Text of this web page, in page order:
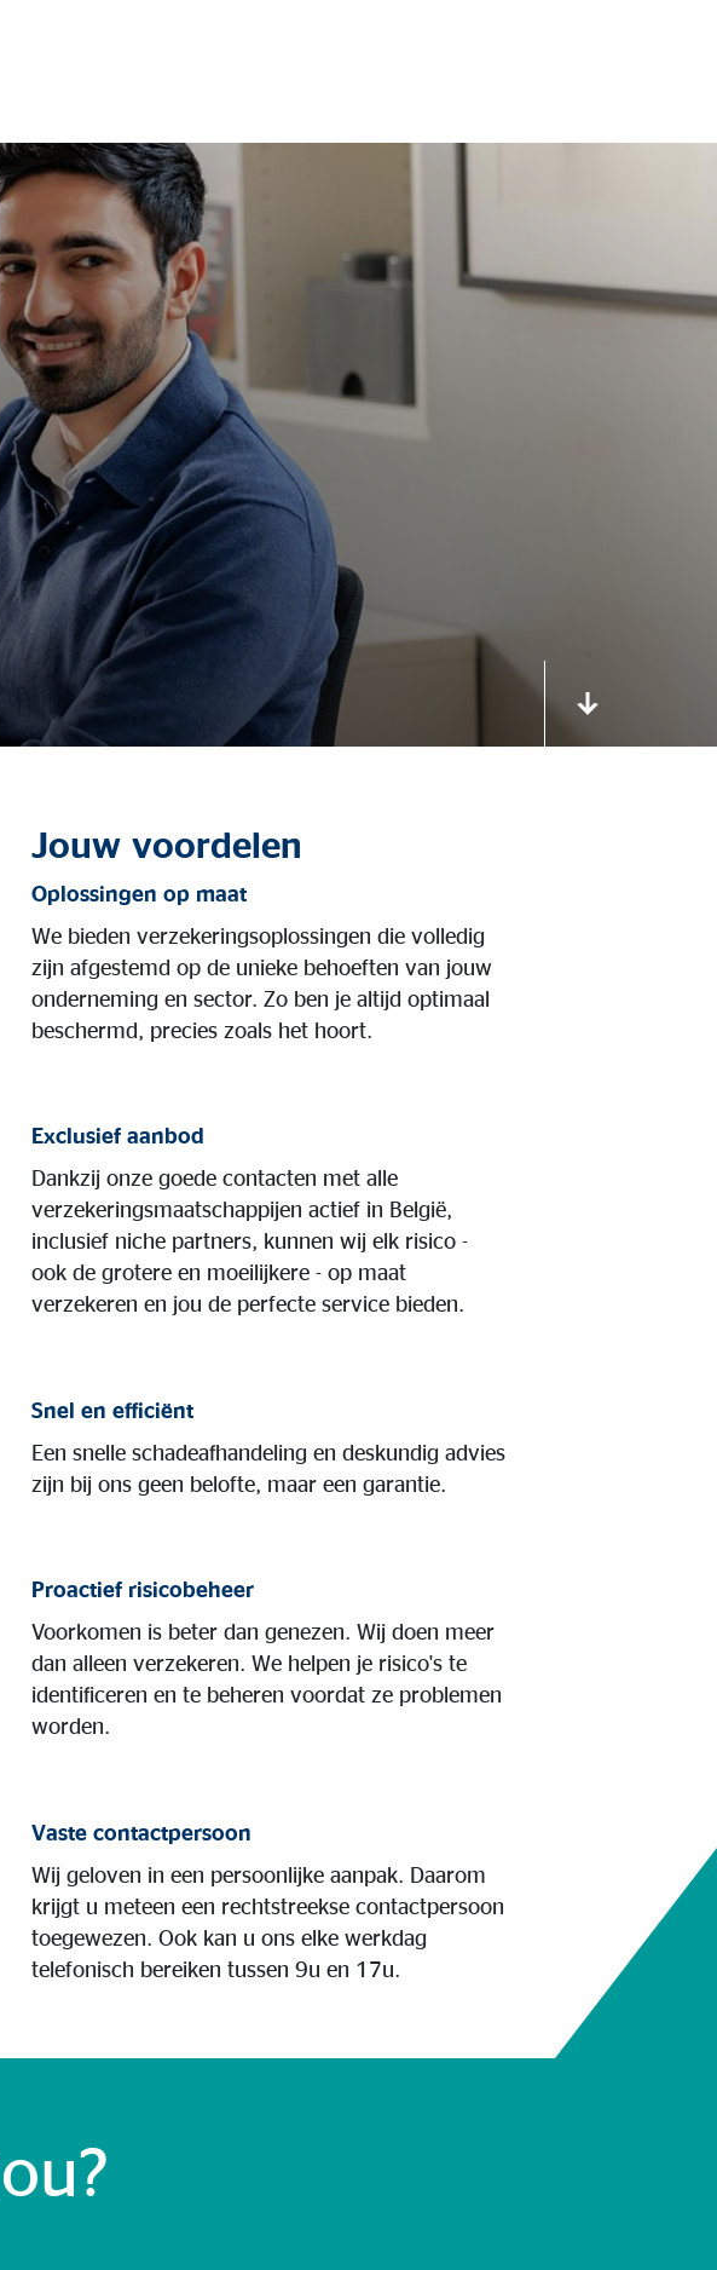
Jouw voordelen
Oplossingen op maat
We bieden verzekeringsoplossingen die volledig
zijn afgestemd op de unieke behoeften van jouw
onderneming en sector. Zo ben je altijd optimaal
beschermd, precies zoals het hoort.
Exclusief aanbod
Dankzij onze goede contacten met alle
verzekeringsmaatschappijen actief in België,
inclusief niche partners, kunnen wij elk risico -
ook de grotere en moeilijkere - op maat
verzekeren en jou de perfecte service bieden.
Snel en efficiënt
Een snelle schadeafhandeling en deskundig advies
zijn bij ons geen belofte, maar een garantie.
Proactief risicobeheer
Voorkomen is beter dan genezen. Wij doen meer
dan alleen verzekeren. We helpen je risico's te
identificeren en te beheren voordat ze problemen
worden.
Vaste contactpersoon
Wij geloven in een persoonlijke aanpak. Daarom
krijgt u meteen een rechtstreekse contactpersoon
toegewezen. Ook kan u ons elke werkdag
telefonisch bereiken tussen 9u en 17u.